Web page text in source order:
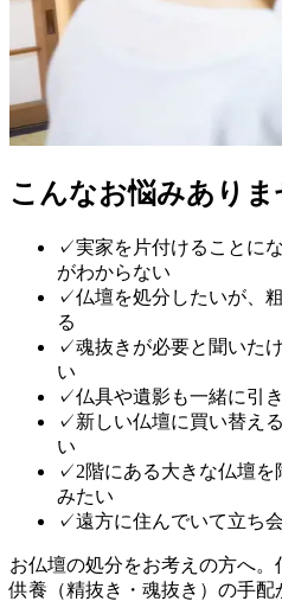
こんなお悩みありま
✓実家を片付けることに
がわからない
✓仏壇を処分したいが、
る
✓魂抜きが必要と聞いた
い
✓仏具や遺影も一緒に引
✓新しい仏壇に買い替え
い
✓2階にある大きな仏壇
みたい
✓遠方に住んでいて立ち
お仏壇の処分をお考えの方へ。
供養（精抜き・魂抜き）の手